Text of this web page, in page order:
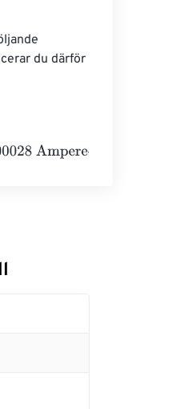
du därför